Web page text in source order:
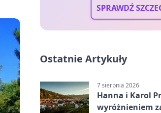
SPRAWDŹ
Ostatnie Artykuły
7 sierpnia 2026
Hanna i Karol
wyróżnieniem